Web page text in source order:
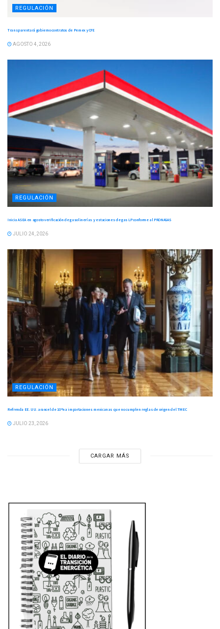
REGULACIÓN
Transparentará gobierno contratos de Pemex y CFE
AGOSTO 4, 2026
REGULACIÓN
Inicia ASEA en agosto verificación de gasolinerías y estaciones de gas LP conforme al PRONAGAS
JULIO 24, 2026
REGULACIÓN
Refrenda EE. UU. arancel de 10 % a importaciones mexicanas que no cumplen reglas de origen del TMEC
JULIO 23, 2026
CARGAR MÁS